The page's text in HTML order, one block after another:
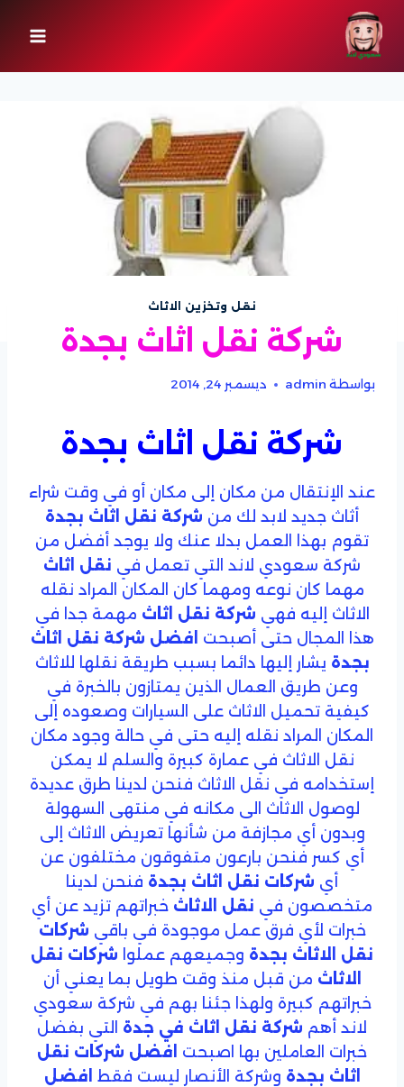
التجاوز
إلى
المحتوى
نقل وتخزين الاثاث
شركة نقل اثاث بجدة
بواسطة admin ديسمبر 24, 2014
شركة نقل اثاث بجدة
عند الإنتقال من مكان إلى مكان أو في وقت شراء
أثاث جديد لابد لك من شركة نقل اثاث بجدة
تقوم بهذا العمل بدلا عنك ولا يوجد أفضل من
شركة سعودي لاند التي تعمل في نقل اثاث
مهما كان نوعه ومهما كان المكان المراد نقله
الاثاث إليه فهي شركة نقل اثاث مهمة جدا في
هذا المجال حتى أصبحت افضل شركة نقل اثاث
بجدة يشار إليها دائما بسبب طريقة نقلها للاثاث
وعن طريق العمال الذين يمتازون بالخبرة في
كيفية تحميل الاثاث على السيارات وصعوده إلى
المكان المراد نقله إليه حتى في حالة وجود مكان
نقل الاثاث في عمارة كبيرة والسلم لا يمكن
إستخدامه في نقل الاثاث فنحن لدينا طرق عديدة
لوصول الاثاث الى مكانه في منتهى السهولة
وبدون أي مجازفة من شأنها تعريض الاثاث إلى
أي كسر فنحن بارعون متفوقون مختلفون عن
أي شركات نقل اثاث بجدة فنحن لدينا
متخصصون في نقل الاثاث خبراتهم تزيد عن أي
خبرات لأي فرق عمل موجودة في باقي شركات
نقل الاثاث بجدة وجميعهم عملوا شركات نقل
الاثاث من قبل منذ وقت طويل بما يعني أن
خبراتهم كبيرة ولهذا جئنا بهم في شركة سعودي
لاند أهم شركة نقل اثاث في جدة التي بفضل
خبرات العاملين بها اصبحت افضل شركات نقل
اثاث بجدة وشركة الأنصار ليست فقط افضل